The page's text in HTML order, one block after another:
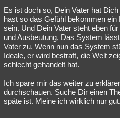
Es ist doch so, Dein Vater hat
hast so das Gefühl bekommen
sein. Und Dein Vater steht eben
und Ausbeutung, Das System
Vater zu. Wenn nun das System
Ideale, er wird bestraft, die Welt
schlecht gehandelt hat.
Ich spare mir das weiter zu
durchschauen. Suche Dir einen
späte ist. Meine ich wirklich nur gut.